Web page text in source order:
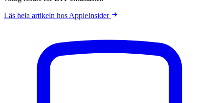
Läs hela artikeln hos AppleInsider